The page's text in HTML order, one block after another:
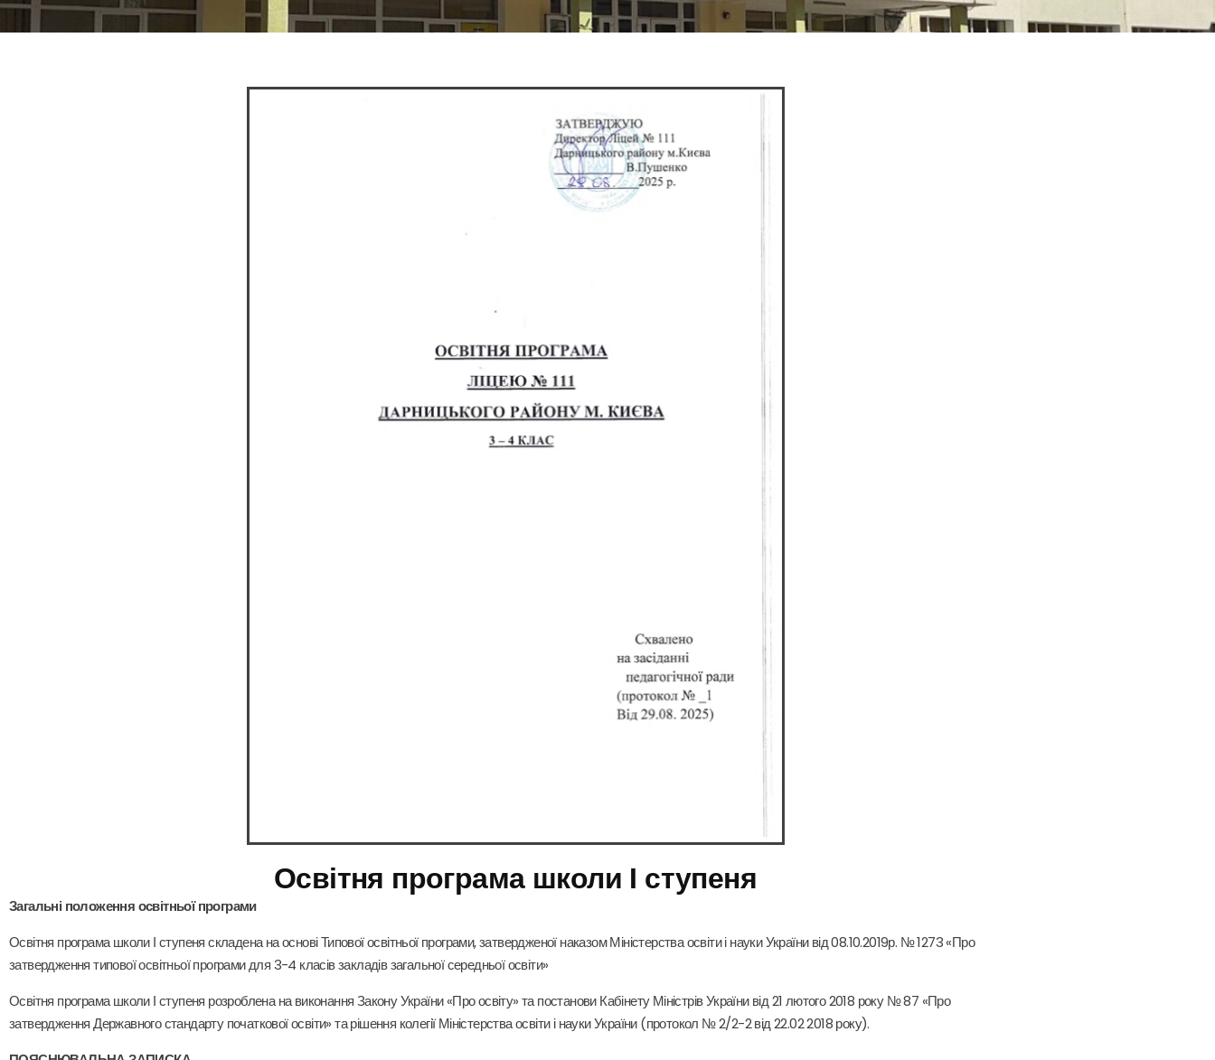
Освітня програма школи І ступеня
Загальні положення освітньої програми
Освітня програма школи І ступеня складена на основі Типової освітньої програми, затвердженої наказом Міністерства освіти і науки України від 08.10.2019р. № 1273 «Про
затвердження типової освітньої програми для 3-4 класів закладів загальної середньої освіти»
Освітня програма школи І ступеня розроблена на виконання Закону України «Про освіту» та постанови Кабінету Міністрів України від 21 лютого 2018 року № 87 «Про
затвердження Державного стандарту початкової освіти» та рішення колегії Міністерства освіти і науки України (протокол № 2/2-2 від 22.02 2018 року).